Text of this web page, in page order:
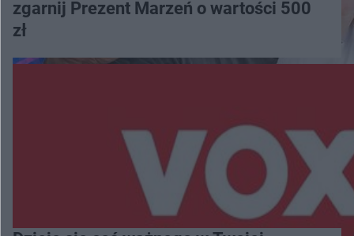
zgarnij Prezent Marzeń o wartości 500
zł